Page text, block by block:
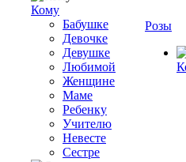
Кому
Бабушке
Девочке
Девушке
Любимой
Женщине
Маме
Ребенку
Учителю
Невесте
Сестре
Розы